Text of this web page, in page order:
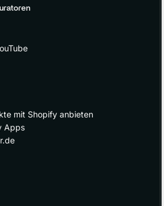
mit Shopify anbieten
Apps